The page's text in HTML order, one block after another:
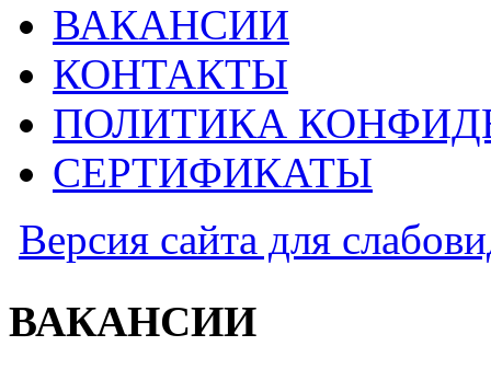
ВАКАНСИИ
КОНТАКТЫ
ПОЛИТИКА
СЕРТИФИКАТЫ
Версия сайта для
ВАКАНСИИ